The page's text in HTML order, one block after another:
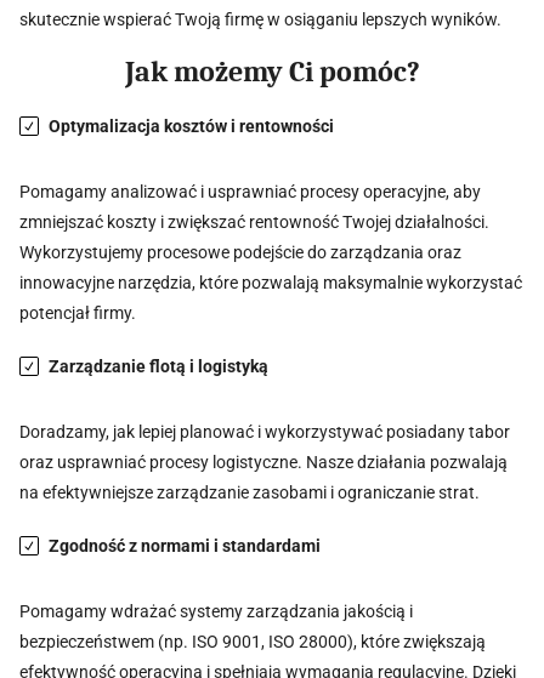
skutecznie wspierać Twoją firmę w osiąganiu lepszych wyników.
Jak możemy Ci pomóc?
Optymalizacja kosztów i rentowności
Pomagamy analizować i usprawniać procesy operacyjne, aby
zmniejszać koszty i zwiększać rentowność Twojej działalności.
Wykorzystujemy procesowe podejście do zarządzania oraz
innowacyjne narzędzia, które pozwalają maksymalnie wykorzystać
potencjał firmy.
Zarządzanie flotą i logistyką
Doradzamy, jak lepiej planować i wykorzystywać posiadany tabor
oraz usprawniać procesy logistyczne. Nasze działania pozwalają
na efektywniejsze zarządzanie zasobami i ograniczanie strat.
Zgodność z normami i standardami
Pomagamy wdrażać systemy zarządzania jakością i
bezpieczeństwem (np. ISO 9001, ISO 28000), które zwiększają
efektywność operacyjną i spełniają wymagania regulacyjne. Dzięki